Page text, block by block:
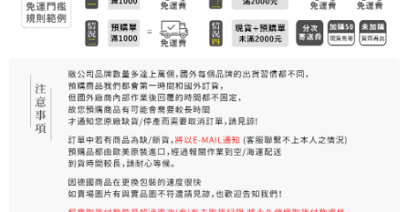
每筆NT$80，滿NT$999(含以上)免運費
每筆NT$100，滿NT$999(含以上)免運費
離島宅配（澎湖、金門、馬祖、小琉球）
每筆NT$250，滿NT$3,000(含以上)免運費
付款後門市自取